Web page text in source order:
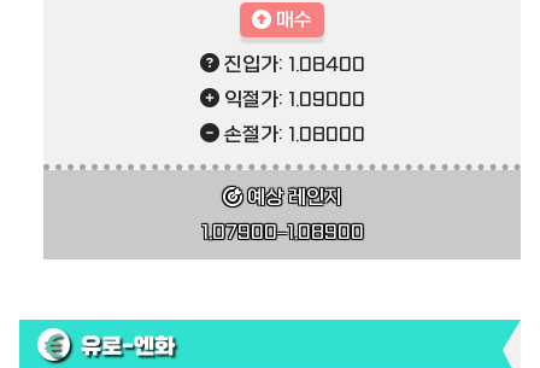
매수
진입가: 1.08400
익절가: 1.09000
손절가: 1.08000
예상 레인지
1.07900–1.08900
유로-엔화